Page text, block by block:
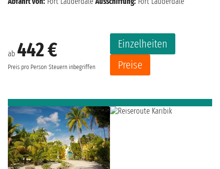
ab 442 €
Preis pro Person Steuern inbegriffen
Einzelheiten
Preise